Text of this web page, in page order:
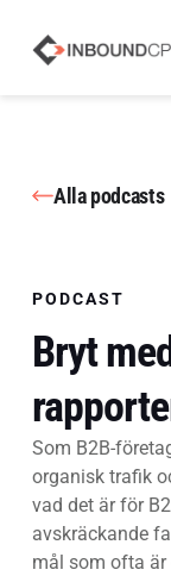
Alla podcasts
PODCAST
Bryt
Som B2B-
organisk trafik
vad det är för
avskräckande
mål som ofta